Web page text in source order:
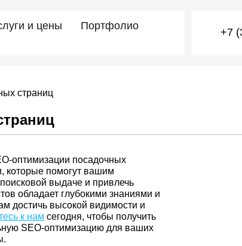
и цены
Портфолио
+7
страниц
оптимизации посадочных
которые помогут вашим
выдаче и привлечь
обладает глубокими знаниями и
достичь высокой видимости и
к нам сегодня, чтобы получить
SEO-оптимизацию для ваших